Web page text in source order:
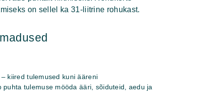
on sellel ka 31-liitrine rohukast.
kiired tulemused kuni ääreni
puhta tulemuse mööda ääri, sõiduteid, aedu ja